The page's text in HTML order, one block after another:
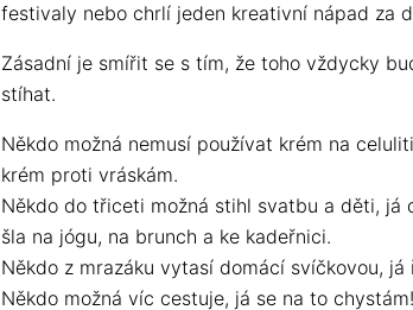
festivaly nebo chrlí jeden kreativní nápad za
Zásadní je smířit se s tím, že toho vždycky
stíhat.
Někdo možná nemusí používat krém na
krém proti vráskám.
Někdo do třiceti možná stihl svatbu a děti, já
šla na jógu, na brunch a ke kadeřnici.
Někdo z mrazáku vytasí domácí svíčkovou,
Někdo možná víc cestuje, já se na to chystám!